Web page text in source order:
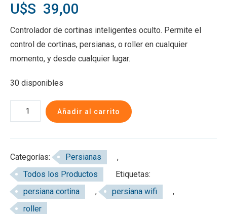
U$S 39,00
Controlador de cortinas inteligentes oculto. Permite el
control de cortinas, persianas, o roller en cualquier
momento, y desde cualquier lugar.
30 disponibles
Switch
Wifi
Cortina
o
Persiana
Añadir al carrito
Categorías: Persianas
,
Todos los Productos
Etiquetas:
persiana cortina
, persiana wifi
,
roller